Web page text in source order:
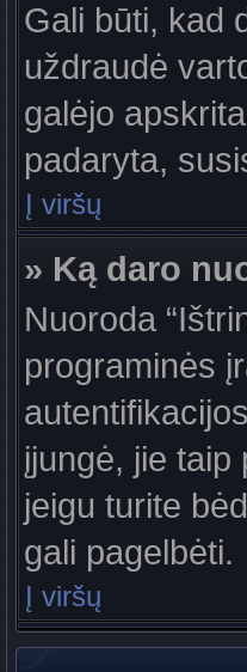
Gali būti, kad
uždraudė
galėjo
padaryta,
Į viršų
» Ką daro
Nuoroda
programinės
įjungė, jie
jeigu turite
gali pagelbėti.
Į viršų